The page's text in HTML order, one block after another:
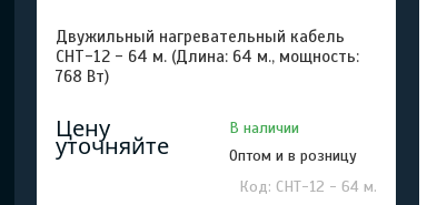
Двужильный нагревательный кабель
СНТ-12 - 64 м. (Длина: 64 м., мощность:
768 Вт)
Цену
уточняйте
В наличии
Оптом и в розницу
СНТ-12 - 64 м.